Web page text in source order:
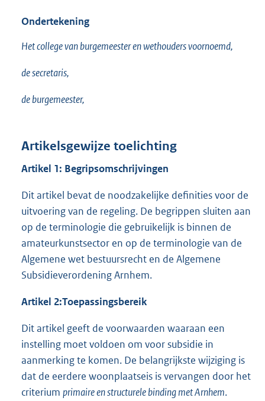
Ondertekening
Het college van burgemeester en wethouders voornoemd,
de secretaris,
de burgemeester,
Artikelsgewijze toelichting
Artikel 1: Begripsomschrijvingen
Dit artikel bevat de noodzakelijke definities voor de
uitvoering van de regeling. De begrippen sluiten aan
op de terminologie die gebruikelijk is binnen de
amateurkunstsector en op de terminologie van de
Algemene wet bestuursrecht en de Algemene
Subsidieverordening Arnhem.
Artikel 2:Toepassingsbereik
Dit artikel geeft de voorwaarden waaraan een
instelling moet voldoen om voor subsidie in
aanmerking te komen. De belangrijkste wijziging is
dat de eerdere woonplaatseis is vervangen door het
criterium primaire en structurele binding met Arnhem.